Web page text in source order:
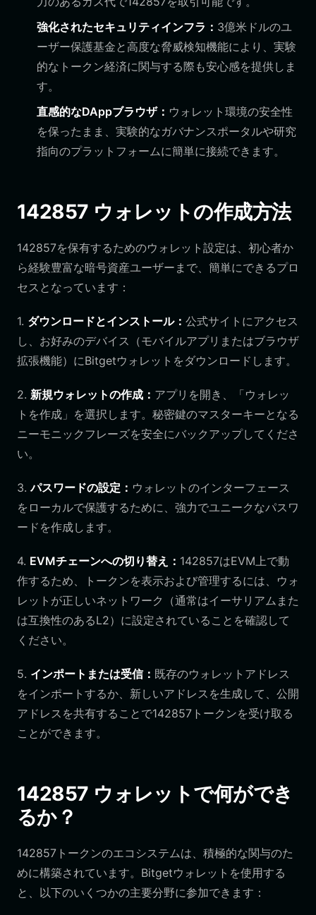
強化されたセキュリティインフラ： 3億米ドルのユ
ーザー保護基金と高度な脅威検知機能により、実験
的なトークン経済に関与する際も安心感を提供しま
す。
直感的なDAppブラウザ： ウォレット環境の安全性
を保ったまま、実験的なガバナンスポータルや研究
指向のプラットフォームに簡単に接続できます。
142857 ウォレットの作成方法
142857を保有するためのウォレット設定は、初心者か
ら経験豊富な暗号資産ユーザーまで、簡単にできるプロ
セスとなっています：
1. ダウンロードとインストール： 公式サイトにアクセス
し、お好みのデバイス（モバイルアプリまたはブラウザ
拡張機能）にBitgetウォレットをダウンロードします。
2. 新規ウォレットの作成： アプリを開き、「ウォレッ
トを作成」を選択します。秘密鍵のマスターキーとなる
ニーモニックフレーズを安全にバックアップしてくださ
い。
3.パスワードの設定： ウォレットのインターフェース
をローカルで保護するために、強力でユニークなパスワ
ードを作成します。
4. EVMチェーンへの切り替え： 142857はEVM上で動
作するため、トークンを表示および管理するには、ウォ
レットが正しいネットワーク（通常はイーサリアムまた
は互換性のあるL2）に設定されていることを確認して
ください。
5. インポートまたは受信： 既存のウォレットアドレス
をインポートするか、新しいアドレスを生成して、公開
アドレスを共有することで142857トークンを受け取る
ことができます。
142857 ウォレットで何ができ
るか？
142857トークンのエコシステムは、積極的な関与のた
めに構築されています。Bitgetウォレットを使用する
と、以下のいくつかの主要分野に参加できます：